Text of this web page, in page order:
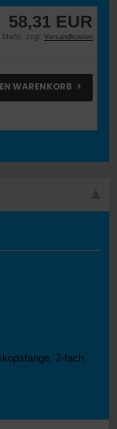
58,31 EUR
MwSt. zzgl. Versandkosten
WARENKORB
2-fach